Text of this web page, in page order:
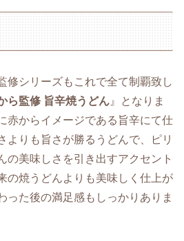
修シリーズもこれで全て制覇致し
ら監修 旨辛焼うどん 』となりま
赤からイメージである旨辛にて仕
よりも旨さが勝るうどんで、ピリ
の美味しさを引き出すアクセント
の焼うどんよりも美味しく仕上が
った後の満足感もしっかりありま